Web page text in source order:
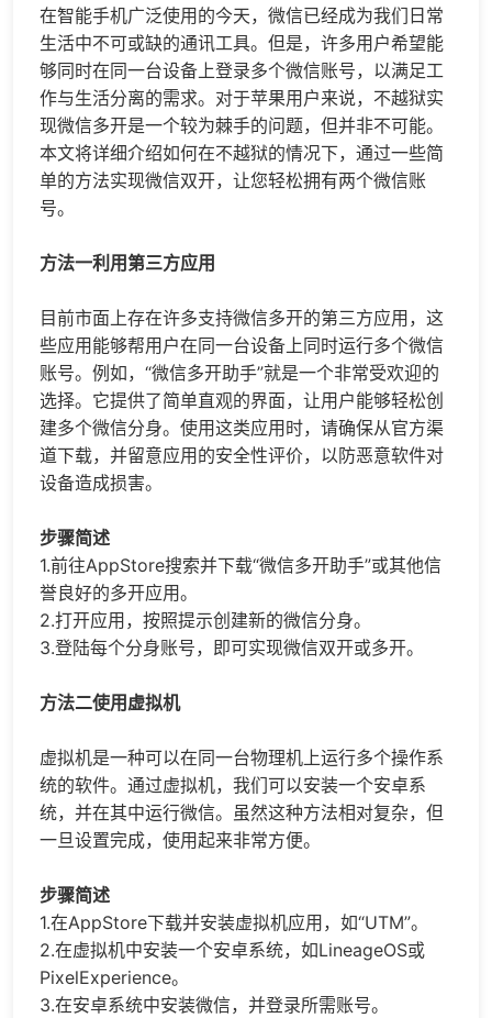
在智能手机广泛使用的今天，微信已经成为我们日常
生活中不可或缺的通讯工具。但是，许多用户希望能
够同时在同一台设备上登录多个微信账号，以满足工
作与生活分离的需求。对于苹果用户来说，不越狱实
现微信多开是一个较为棘手的问题，但并非不可能。
本文将详细介绍如何在不越狱的情况下，通过一些简
单的方法实现微信双开，让您轻松拥有两个微信账
号。
方法一利用第三方应用
目前市面上存在许多支持微信多开的第三方应用，这
些应用能够帮用户在同一台设备上同时运行多个微信
账号。例如，“微信多开助手”就是一个非常受欢迎的
选择。它提供了简单直观的界面，让用户能够轻松创
建多个微信分身。使用这类应用时，请确保从官方渠
道下载，并留意应用的安全性评价，以防恶意软件对
设备造成损害。
步骤简述
1.前往AppStore搜索并下载“微信多开助手”或其他信
誉良好的多开应用。
2.打开应用，按照提示创建新的微信分身。
3.登陆每个分身账号，即可实现微信双开或多开。
方法二使用虚拟机
虚拟机是一种可以在同一台物理机上运行多个操作系
统的软件。通过虚拟机，我们可以安装一个安卓系
统，并在其中运行微信。虽然这种方法相对复杂，但
一旦设置完成，使用起来非常方便。
步骤简述
1.在AppStore下载并安装虚拟机应用，如“UTM”。
2.在虚拟机中安装一个安卓系统，如LineageOS或
PixelExperience。
3.在安卓系统中安装微信，并登录所需账号。